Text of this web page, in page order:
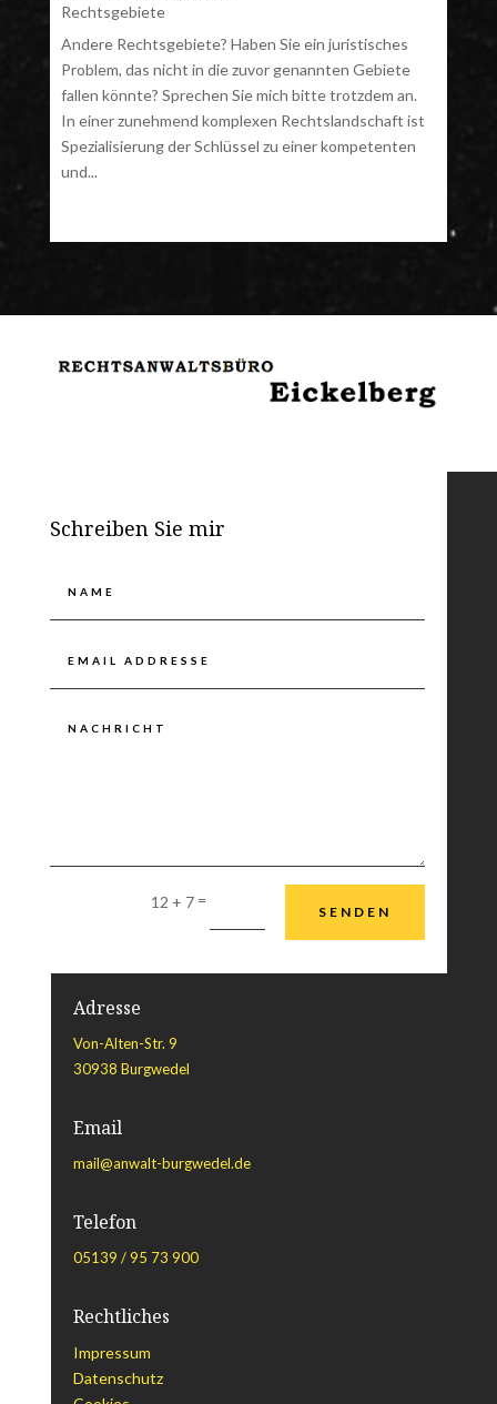
Rechtsgebiete
Andere Rechtsgebiete? Haben Sie ein juristisches
Problem, das nicht in die zuvor genannten Gebiete
fallen könnte? Sprechen Sie mich bitte trotzdem an.
In einer zunehmend komplexen Rechtslandschaft ist
Spezialisierung der Schlüssel zu einer kompetenten
und...
Schreiben Sie mir
12 + 7 =
SENDEN
Adresse
Von-Alten-Str. 9
30938 Burgwedel
Email
mail@anwalt-burgwedel.de
Telefon
05139 / 95 73 900
Rechtliches
Impressum
Datenschutz